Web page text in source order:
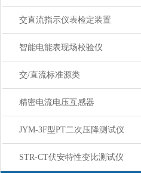
交直流指示仪表检定装置
智能电能表现场校验仪
交/直流标准源类
精密电流电压互感器
JYM-3F型PT二次压降测试仪
STR-CT伏安特性变比测试仪